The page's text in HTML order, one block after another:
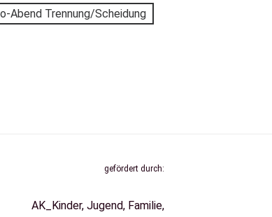
Abend Trennung/Scheidung
gefördert durch: